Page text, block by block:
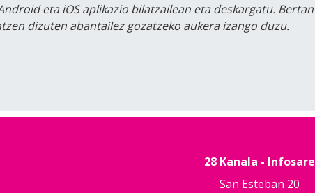
eta iOS aplikazio bilatzailean eta deskargatu. Bertan
dizuten abantailez gozatzeko aukera izango duzu.
28 Kanala - Infosare
San Esteban 20